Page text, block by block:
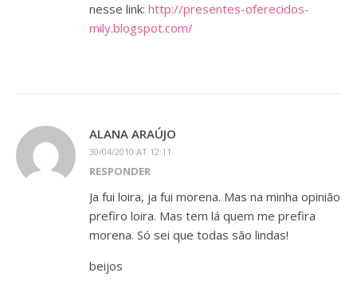
nesse link: http://presentes-oferecidos-
mily.blogspot.com/
ALANA ARAÚJO
30/04/2010 AT 12:11
RESPONDER
Ja fui loira, ja fui morena. Mas na minha opinião
prefiro loira. Mas tem lá quem me prefira
morena. Só sei que todas são lindas!
beijos